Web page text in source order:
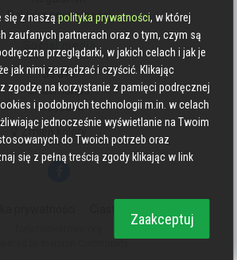
Polityka prywatności
Social media
Strava
Endomondo
Facebook
Zmień kolory
się z nasząpolityka prywatności, w której
zaufanych partnerach oraz o tym, czym są
przeglądarki, w jakich celach i jak je
jak nimi zarządzać i czyścić. Klikając
zgodzę na korzystanie z pamięci podręcznej
i podobnych technologii m.in. w celach
jednocześnie wyświetlanie na Twoim
do Twoich potrzeb oraz
się z pełną treścią zgody klikając w link
Zaakceptuj